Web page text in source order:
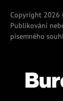
Copyright 2026
Publikování
písemného